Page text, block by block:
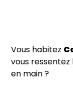
Vous habitez
vous
en main ?